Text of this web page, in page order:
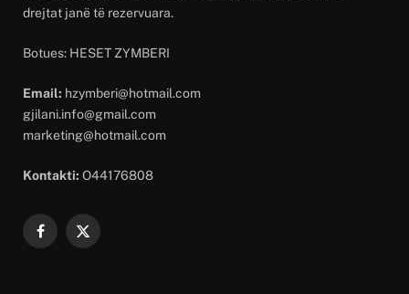
drejtat janë të rezervuara.
Botues: HESET ZYMBERI
Email: hzymberi@hotmail.com
gjilani.info@gmail.com
marketing@hotmail.com
Kontakti: O44176808
Facebook
X